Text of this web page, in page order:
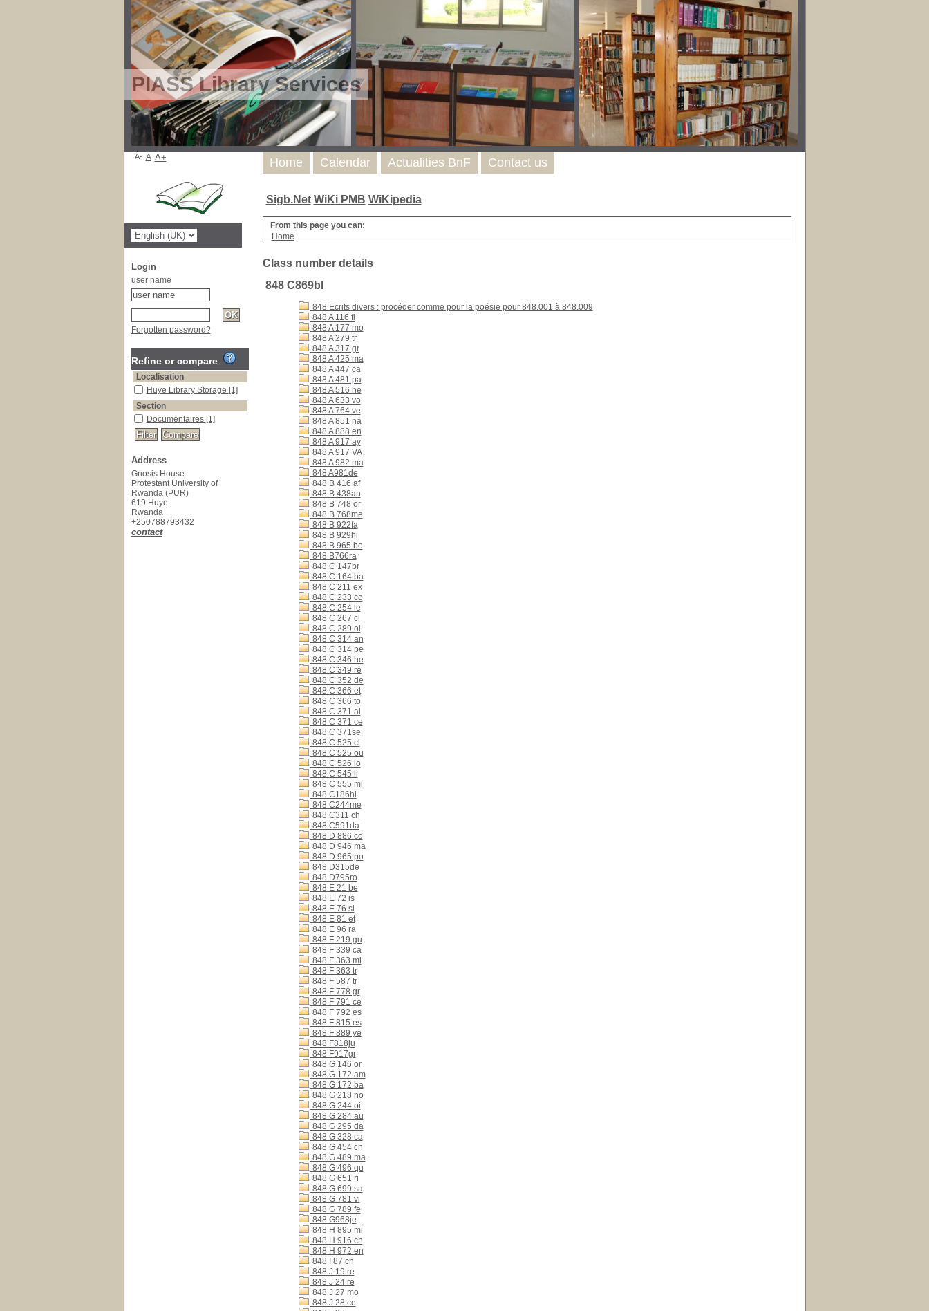
PIASS Library Services
Sigb.Net WiKi PMB WiKipedia
From this page you can:
Home
Class number details
848 C869bl
848 Ecrits divers : procéder comme pour la poésie pour 848.001 à 848.009
848 A 116 fi
848 A 177 mo
848 A 279 tr
848 A 317 gr
848 A 425 ma
848 A 447 ca
848 A 481 pa
848 A 516 he
848 A 633 vo
848 A 764 ve
848 A 851 na
848 A 888 en
848 A 917 ay
848 A 917 VA
848 A 982 ma
848 A981de
848 B 416 af
848 B 438an
848 B 748 or
848 B 768me
848 B 922fa
848 B 929hi
848 B 965 bo
848 B766ra
848 C 147br
848 C 164 ba
848 C 211 ex
848 C 233 co
848 C 254 le
848 C 267 cl
848 C 289 oi
848 C 314 an
848 C 314 pe
848 C 346 he
848 C 349 re
848 C 352 de
848 C 366 et
848 C 366 to
848 C 371 al
848 C 371 ce
848 C 371se
848 C 525 cl
848 C 525 ou
848 C 526 lo
848 C 545 li
848 C 555 mi
848 C186hi
848 C244me
848 C311 ch
848 C591da
848 D 886 co
848 D 946 ma
848 D 965 po
848 D315de
848 D795ro
848 E 21 be
848 E 72 is
848 E 76 si
848 E 81 et
848 E 96 ra
848 F 219 gu
848 F 339 ca
848 F 363 mi
848 F 363 tr
848 F 587 tr
848 F 778 gr
848 F 791 ce
848 F 792 es
848 F 815 es
848 F 889 ye
848 F818ju
848 F917gr
848 G 146 or
848 G 172 am
848 G 172 ba
848 G 218 no
848 G 244 oi
848 G 284 au
848 G 295 da
848 G 328 ca
848 G 454 ch
848 G 489 ma
848 G 496 qu
848 G 651 ri
848 G 699 sa
848 G 781 vi
848 G 789 fe
848 G968je
848 H 895 mi
848 H 916 ch
848 H 972 en
848 I 87 ch
848 J 19 re
848 J 24 re
848 J 27 mo
848 J 28 ce
Home Calendar Actualities BnF Contact us
A- A A+
Login
user name
Forgotten password?
Refine or compare
Localisation
Huye Library Storage [1]
Section
Documentaires [1]
Address
Gnosis House
Protestant University of
Rwanda (PUR)
619 Huye
Rwanda
+250788793432
contact